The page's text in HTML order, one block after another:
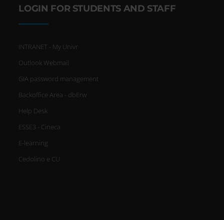
LOGIN FOR STUDENTS AND STAFF
INTRANET - My Univr
Outlook Webmail
GIA password management
Backoffice Area - dbErw
Help Desk
ESSE3 - Cineca
E-learning
Cedolino e CU